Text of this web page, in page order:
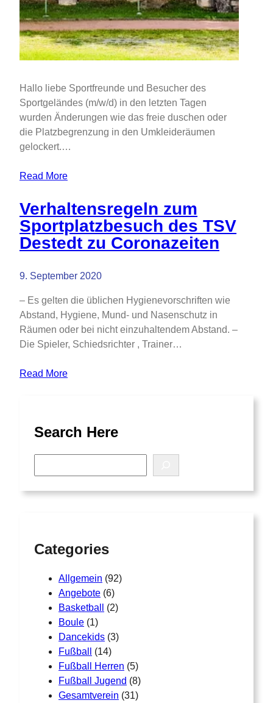
Hallo liebe Sportfreunde und Besucher des
Sportgeländes (m/w/d) in den letzten Tagen
wurden Änderungen wie das freie duschen oder
die Platzbegrenzung in den Umkleideräumen
gelockert.…
Read More
Verhaltensregeln zum
Sportplatzbesuch des TSV
Destedt zu Coronazeiten
9. September 2020
– Es gelten die üblichen Hygienevorschriften wie
Abstand, Hygiene, Mund- und Nasenschutz in
Räumen oder bei nicht einzuhaltendem Abstand. –
Die Spieler, Schiedsrichter , Trainer…
Read More
Search Here
e
a
Categories
Allgemein (92)
Angebote (6)
Basketball
(2)
Boule (1)
Dancekids (3)
Fußball
(14)
Fußball Herren (5)
Fußball Jugend (8)
Gesamtverein (31)